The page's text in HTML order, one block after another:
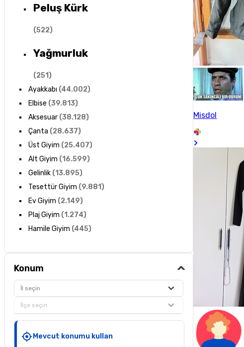
Peluş Kürk
(522)
Yağmurluk
(251)
Ayakkabı (44.002)
Elbise (39.813)
Aksesuar(38.128)
Çanta (28.637)
Üst Giyim (25.407)
Alt Giyim (16.599)
Gelinlik(13.895)
Tesettür Giyim (9.881)
Ev Giyim (2.149)
Plaj Giyim (1.274)
Hamile Giyim (445)
Konum
İl seçin
İlçe seçin
Mevcut konumu kullan
Misdol